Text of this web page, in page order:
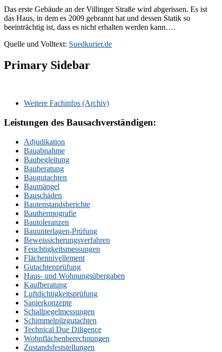
Das erste Gebäude an der Villinger Straße wird abgerissen. Es ist
das Haus, in dem es 2009 gebrannt hat und dessen Statik so
beeinträchtig ist, dass es nicht erhalten werden kann….
Quelle und Volltext: Suedkurier.de
Primary Sidebar
Weitere Fachinfos (Archiv)
Leistungen des Bausachverständigen:
Adjudikation
Bauabnahme
Baubegleitung
Bauberatung
Baugutachten
Baumängel
Bauschäden
Bautenstandsberichte
Bauthermografie
Bautoleranzen
Bauunterlagen-Prüfung
Beweissicherungsverfahren
Feuchtigkeitsmessungen
Flächennivellement
Gutachtenprüfung
Haus- und Wohnungsübergaben
Kaufberatung
Luftdichtigkeitsprüfung
Sanierkonzepte
Schallpegelmessungen
Schimmelpilzgutachten
Technical Due Diligence
Wohnflächenberechnungen
Zustandsfeststellungen